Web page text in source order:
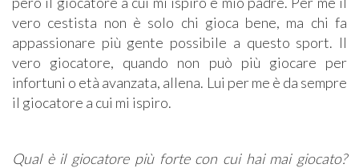
vero cestista non è solo chi gioca bene, ma chi fa
appassionare più gente possibile a questo sport. Il
vero giocatore, quando non può più giocare per
infortuni o età avanzata, allena. Lui per me è da sempre
il giocatore a cui mi ispiro.
Qual è il giocatore più forte con cui hai mai giocato?